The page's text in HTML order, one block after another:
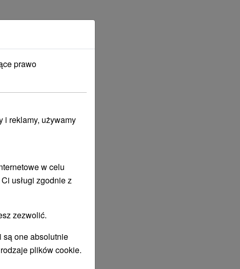
prawo
i reklamy, używamy
w celu
usługi zgodnie z
zezwolić.
są one absolutnie
plików cookie.